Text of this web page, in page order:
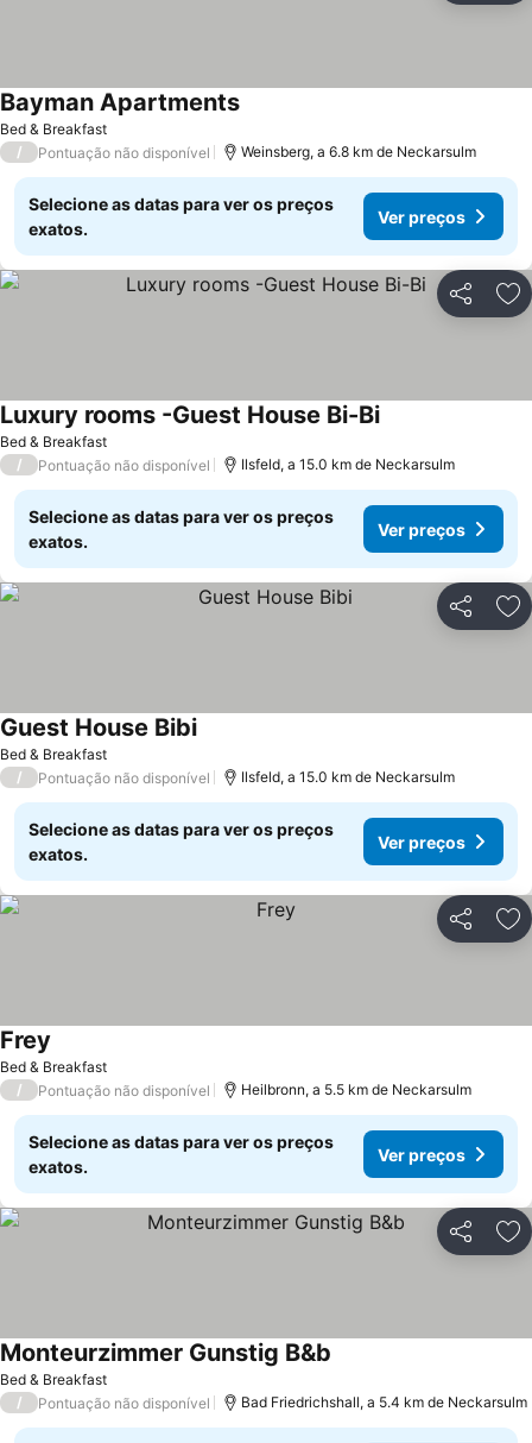
Bed & Breakfast
Bayman Apartments
/ Pontuação não disponível Weinsberg, a 6.8 km de Neckarsulm
Selecione as datas para ver os preços
exatos.
Ver preços
Partilhar
Bed & Breakfast
Luxury rooms -Guest House Bi-Bi
/ Pontuação não disponível Ilsfeld, a 15.0 km de Neckarsulm
Selecione as datas para ver os preços
exatos.
Ver preços
Partilhar
Bed & Breakfast
Guest House Bibi
/ Pontuação não disponível Ilsfeld, a 15.0 km de Neckarsulm
Selecione as datas para ver os preços
exatos.
Ver preços
Partilhar
Bed & Breakfast
Frey
/ Pontuação não disponível Heilbronn, a 5.5 km de Neckarsulm
Selecione as datas para ver os preços
exatos.
Ver preços
Partilhar
Bed & Breakfast
Monteurzimmer Gunstig B&b
/ Pontuação não disponível Bad Friedrichshall, a 5.4 km de Neckarsulm